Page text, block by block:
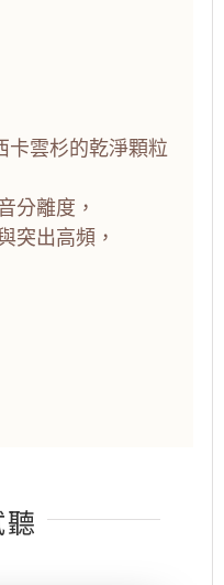
卡雲杉的乾淨顆粒
分離度，
突出高頻，